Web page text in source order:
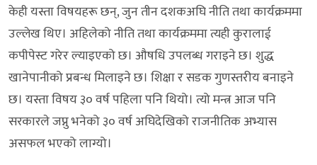
केही यस्ता विषयहरू छन्, जुन तीन दशकअघि नीति तथा कार्यक्रममा
उल्लेख थिए। अहिलेको नीति तथा कार्यक्रममा त्यही कुरालाई
कपीपेस्ट गरेर ल्याइएको छ। औषधि उपलब्ध गराइने छ। शुद्ध
खानेपानीको प्रबन्ध मिलाइने छ। शिक्षा र सडक गुणस्तरीय बनाइने
छ। यस्ता विषय ३० वर्ष पहिला पनि थियो। त्यो मन्त्र आज पनि
सरकारले जप्नु भनेको ३० वर्ष अघिदेखिको राजनीतिक अभ्यास
असफल भएको लाग्यो।